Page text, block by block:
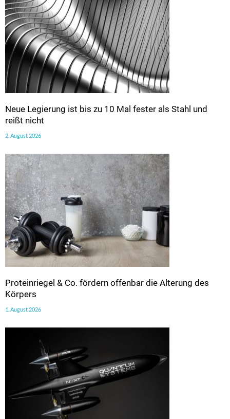
Neue Legierung ist bis zu 10 Mal fester als Stahl und
reißt nicht
2. August 2026
Proteinriegel & Co. fördern offenbar die Alterung des
Körpers
1. August 2026